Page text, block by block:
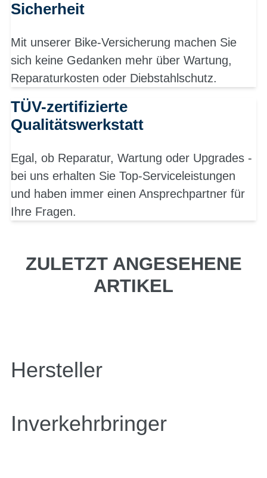
Sicherheit
Mit unserer Bike-Versicherung machen Sie
sich keine Gedanken mehr über Wartung,
Reparaturkosten oder Diebstahlschutz.
TÜV-zertifizierte
Qualitätswerkstatt
Egal, ob Reparatur, Wartung oder Upgrades -
bei uns erhalten Sie Top-Serviceleistungen
und haben immer einen Ansprechpartner für
Ihre Fragen.
ZULETZT ANGESEHENE
ARTIKEL
Hersteller
Inverkehrbringer